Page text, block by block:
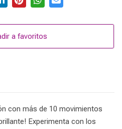
a favoritos
con más de 10 movimientos
Experimenta con los